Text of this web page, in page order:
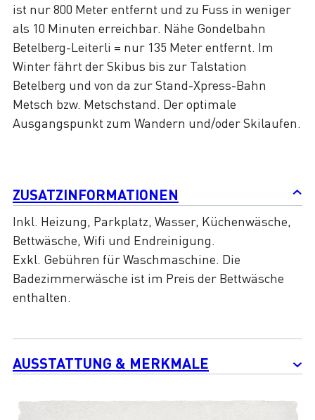
ist nur 800 Meter entfernt und zu Fuss in weniger
als 10 Minuten erreichbar. Nähe Gondelbahn
Betelberg-Leiterli = nur 135 Meter entfernt. Im
Winter fährt der Skibus bis zur Talstation
Betelberg und von da zur Stand-Xpress-Bahn
Metsch bzw. Metschstand. Der optimale
Ausgangspunkt zum Wandern und/oder Skilaufen.
ZUSATZINFORMATIONEN
Inkl. Heizung, Parkplatz, Wasser, Küchenwäsche,
Bettwäsche, Wifi und Endreinigung.
Exkl. Gebühren für Waschmaschine. Die
Badezimmerwäsche ist im Preis der Bettwäsche
enthalten.
AUSSTATTUNG & MERKMALE